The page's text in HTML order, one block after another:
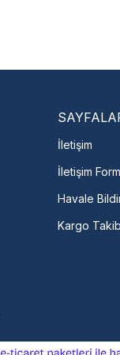
İletişim
İletişim
Havale
Kargo